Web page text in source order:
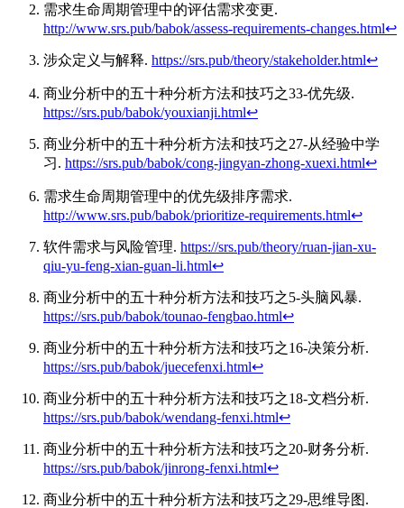
需求生命周期管理中的评估需求变更.
http://www.srs.pub/babok/assess-requirements-changes.html↩︎
涉众定义与解释. https://srs.pub/theory/stakeholder.html↩︎
商业分析中的五十种分析方法和技巧之33-优先级.
https://srs.pub/babok/youxianji.html↩︎
商业分析中的五十种分析方法和技巧之27-从经验中学
习. https://srs.pub/babok/cong-jingyan-zhong-xuexi.html↩︎
需求生命周期管理中的优先级排序需求.
http://www.srs.pub/babok/prioritize-requirements.html↩︎
软件需求与风险管理. https://srs.pub/theory/ruan-jian-xu-
qiu-yu-feng-xian-guan-li.html↩︎
商业分析中的五十种分析方法和技巧之5-头脑风暴.
https://srs.pub/babok/tounao-fengbao.html↩︎
商业分析中的五十种分析方法和技巧之16-决策分析.
https://srs.pub/babok/juecefenxi.html↩︎
商业分析中的五十种分析方法和技巧之18-文档分析.
https://srs.pub/babok/wendang-fenxi.html↩︎
商业分析中的五十种分析方法和技巧之20-财务分析.
https://srs.pub/babok/jinrong-fenxi.html↩︎
商业分析中的五十种分析方法和技巧之29-思维导图.